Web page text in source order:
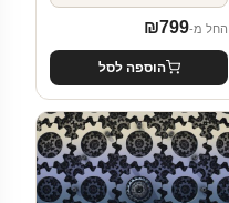
החל מ- ₪799
הוספה לסל